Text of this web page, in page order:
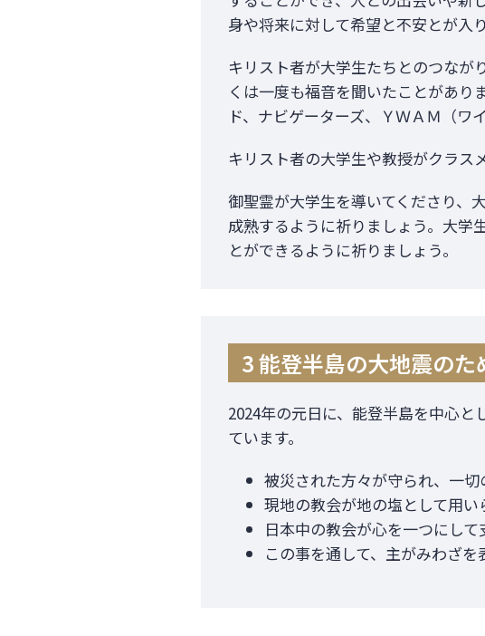
身や将来に対して希望と不安とが入
キリスト者が大学生たちとのつなが
くは一度も福音を聞いたことがあり
ド、ナビゲーターズ、ＹＷＡＭ（ワ
キリスト者の大学生や教授がクラス
御聖霊が大学生を導いてくださり、
成熟するように祈りましょう。大学
とができるように祈りましょう。
3 能登半島の大地震のた
2024年の元日に、能登半島を中心
ています。
被災された方々が守られ、一切
現地の教会が地の塩として用い
日本中の教会が心を一つにして
この事を通して、主がみわざを